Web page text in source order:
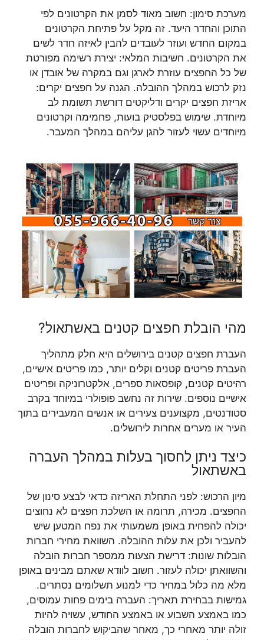
מערכת סימון: חשוב מאוד לסמן את הקרטונים לפי
התוכן והחדר היעד. זה מקל על פתיחת הקרטונים
במקום החדש ועוזר לעובדים להבין לאיזה חדר לשים
את הקרטונים. חשיבות המלאי: יצירת רשימה מפורטת
של כל החפצים עוזרת לארגן וגם במקרה של אובדן או
נזק לרכוש במהלך ההובלה. הגנה על חפצים יקרים:
אריזת חפצים יקרים ודליקטים דורשת תשומת לב
מיוחדת. שימוש בפלסטיק בועות, פחמימה וקרטונים
מיוחדים עשוי לעזור להגן עליהם במהלך המעבר.
מהי הובלת חפצים קטנים באשתאול?
העברת חפצים קטנים בירושלים היא חלק מתהליך
העברת פריטים קטנים וקלים יותר, כמו פריטים אישיים,
רהיטים קטנים, קופסאות ספרים, אלקטרוניקה ופריטים
אישיים נוספים. שירות זה נחשב פופולרי במיוחד בקרב
סטודנטים, מקצוענים צעירים או אנשים המעבירים בתוך
העיר או מערים אחרות לירושלים.
כיצד ניתן לחסוך בעלות במהלך העברה
באשתאול
מיון הרכוש: לפני התחלת האריזה כדאי לבצע סינון של
החפצים. מכירה, תרומה או השלכת חפצים לא נחוצים
יכולה להפחית באופן משמעותי את נפח המטען שיש
להעביר ולכן את עלות ההובלה. השוואת מחירי חברות
הובלות שונות: דרישת הצעות ממספר חברות הובלה
והשוואתן יכולה לעזור. חשוב לוודא שאתם מבינים באופן
מלא מה כלול במחיר כדי למנוע תשלומים נסתרים.
גמישות בבחירת תאריך: העברה בימים פחות עמוסים,
כמו באמצע השבוע או באמצע החודש, עשויה להיות
זולה יותר מאחרי כך, מאחר שהביקוש לחברות הובלה